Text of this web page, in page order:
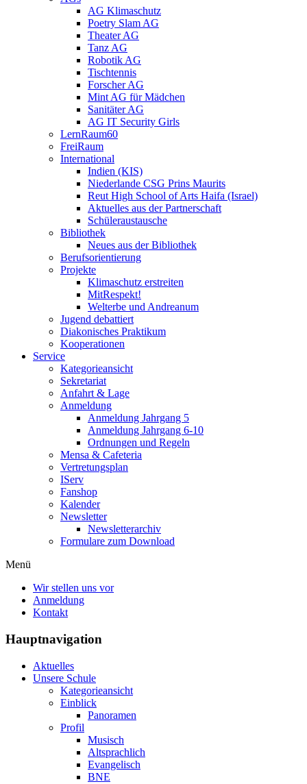
AG Klimaschutz
Poetry Slam AG
Theater AG
Tanz AG
Robotik AG
Tischtennis
Forscher AG
Mint AG für Mädchen
Sanitäter AG
AG IT Security Girls
LernRaum60
FreiRaum
International
Indien (KIS)
Niederlande CSG Prins Maurits
Reut High School of Arts Haifa (Israel)
Aktuelles aus der Partnerschaft
Schüleraustausche
Bibliothek
Neues aus der Bibliothek
Berufsorientierung
Projekte
Klimaschutz erstreiten
MitRespekt!
Welterbe und Andreanum
Jugend debattiert
Diakonisches Praktikum
Kooperationen
Service
Kategorieansicht
Sekretariat
Anfahrt & Lage
Anmeldung
Anmeldung Jahrgang 5
Anmeldung Jahrgang 6-10
Ordnungen und Regeln
Mensa & Cafeteria
Vertretungsplan
IServ
Fanshop
Kalender
Newsletter
Newsletterarchiv
Formulare zum Download
Menü
Wir stellen uns vor
Anmeldung
Kontakt
Hauptnavigation
Aktuelles
Unsere Schule
Kategorieansicht
Einblick
Panoramen
Profil
Musisch
Altsprachlich
Evangelisch
BNE